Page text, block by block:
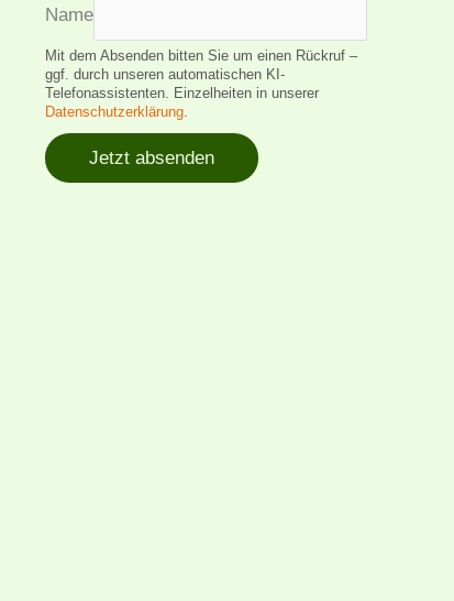
Name
Mit dem Absenden bitten Sie um einen Rückruf –
ggf. durch unseren automatischen KI-
Telefonassistenten. Einzelheiten in unserer
Datenschutzerklärung.
Jetzt absenden